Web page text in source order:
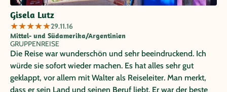
Gisela Lutz
★★★★★29.11.16
Mittel- und Südamerika/Argentinien
GRUPPENREISE
Die Reise war wunderschön und sehr beeindruckend. Ich
würde sie sofort wieder machen. Es hat alles sehr gut
geklappt, vor allem mit Walter als Reiseleiter. Man merkt,
dass er sein Land und seinen Beruf liebt. Er war der beste